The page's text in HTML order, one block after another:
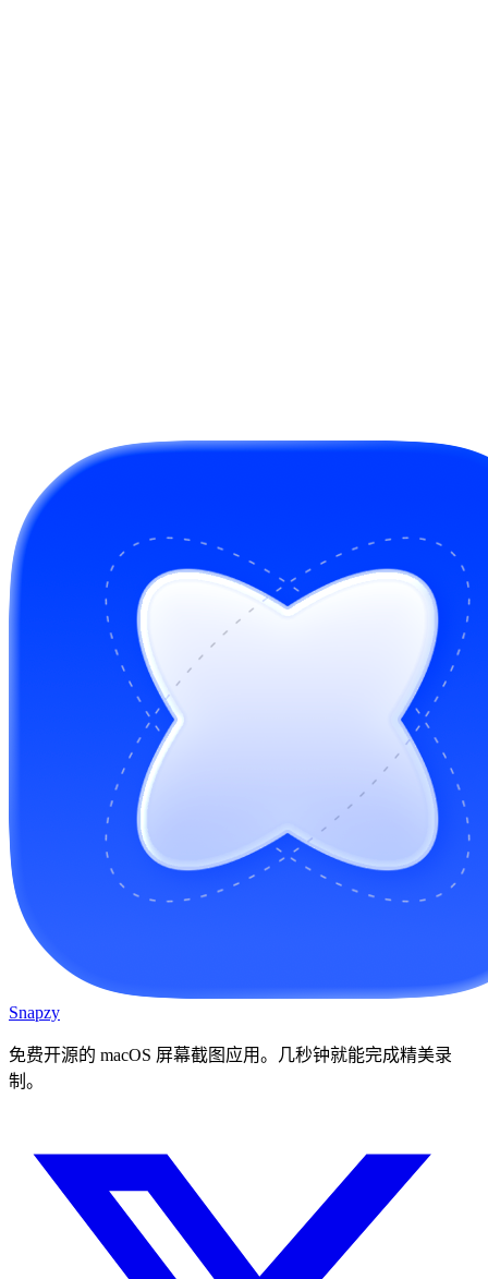
Snapzy
免费开源的 macOS 屏幕截图应用。几秒钟就能完成精美录
制。